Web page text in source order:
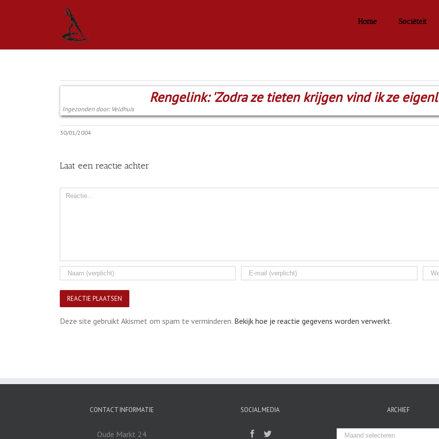
Home Sociëteit
Rengelink: 'Zodra ze tieten krijgen vind ik ze
Ingezonden door: Veldhuis
30/01/2004
Laat een reactie achter
Comment
Deze site gebruikt Akismet om spam te verminderen. Bekijk hoe je reactie gegevens worden verwerkt.
CONTACT INFORMATIE
Oude Markt 24
SOCIAL MEDIA ARCHIEF